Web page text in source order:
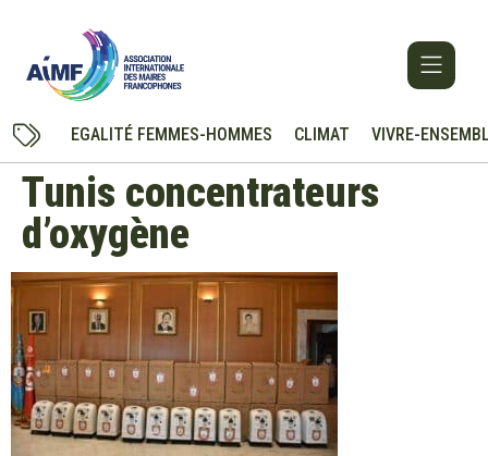
EGALITÉ FEMMES-HOMMES CLIMAT VIVRE-
Tunis concentrateurs
d’oxygène